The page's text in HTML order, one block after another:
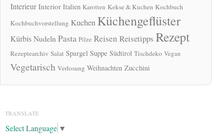
Interieur Interior Italien Karotten Kekse & Kuchen Kochbuch
Kochbuchvorstellung Kuchen Küchengeflüster
KürbisNudeln Pasta Pilze Reisen Reisetipps Rezept
Rezeptearchiv Salat Spargel Suppe Südtirol Tischdeko Vegan
Vegetarisch Verlosung Weihnachten Zucchini
TRANSLATE
Select Language ▼